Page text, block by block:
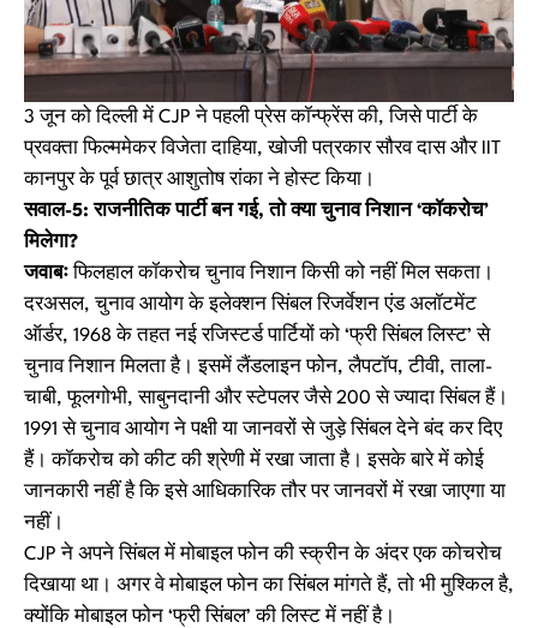
3 जून को दिल्ली में CJP ने पहली प्रेस कॉन्फ्रेंस की, जिसे पार्टी के
प्रवक्ता फिल्ममेकर विजेता दाहिया, खोजी पत्रकार सौरव दास और IIT
कानपुर के पूर्व छात्र आशुतोष रांका ने होस्ट किया।
सवाल-5: राजनीतिक पार्टी बन गई, तो क्या चुनाव निशान ‘कॉकरोच’
मिलेगा?
जवाबःफिलहाल कॉकरोच चुनाव निशान किसी को नहीं मिल सकता।
दरअसल, चुनाव आयोग के इलेक्शन सिंबल रिजर्वेशन एंड अलॉटमेंट
ऑर्डर, 1968 के तहत नई रजिस्टर्ड पार्टियों को ‘फ्री सिंबल लिस्ट’ से
चुनाव निशान मिलता है। इसमें लैंडलाइन फोन, लैपटॉप, टीवी, ताला-
चाबी, फूलगोभी, साबुनदानी और स्टेपलर जैसे 200 से ज्यादा सिंबल हैं।
1991 से चुनाव आयोग ने पक्षी या जानवरों से जुड़े सिंबल देने बंद कर दिए
हैं। कॉकरोच को कीट की श्रेणी में रखा जाता है। इसके बारे में कोई
जानकारी नहीं है कि इसे आधिकारिक तौर पर जानवरों में रखा जाएगा या
नहीं।
CJP ने अपने सिंबल में मोबाइल फोन की स्क्रीन के अंदर एक कोचरोच
दिखाया था। अगर वे मोबाइल फोन का सिंबल मांगते हैं, तो भी मुश्किल है,
क्योंकि मोबाइल फोन ‘फ्री सिंबल’ की लिस्ट में नहीं है।